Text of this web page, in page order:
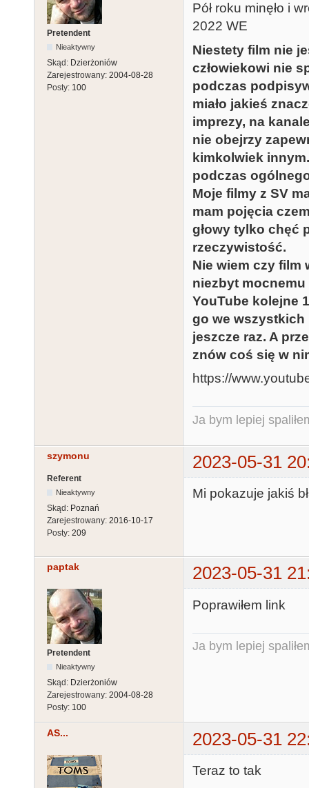
Pretendent
Nieaktywny
Skąd: Dzierżoniów
Zarejestrowany: 2004-08-28
Posty: 100
Pół roku minęło i
2022 WE
Niestety film nie
człowiekowi nie
podczas
miało jakieś
imprezy, na
nie obejrzy
kimkolwiek
podczas
Moje filmy z SV
mam pojęcia
głowy tylko chęć
rzeczywistość.
Nie wiem czy film
niezbyt mocnemu
YouTube kolejne
go we wszystkich
jeszcze raz. A
znów coś się w
https://
Ja bym lepiej
szymonu 2023-05-31
Referent
Nieaktywny
Skąd: Poznań
Zarejestrowany: 2016-10-17
Posty: 209
Mi pokazuje jakiś
paptak 2023-05-31
Pretendent
Nieaktywny
Skąd: Dzierżoniów
Zarejestrowany: 2004-08-28
Posty: 100
Poprawiłem link
Ja bym lepiej
AS... 2023-05-31
Teraz to tak